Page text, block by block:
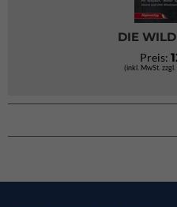
DIE
Preis:
(inkl. MwSt.